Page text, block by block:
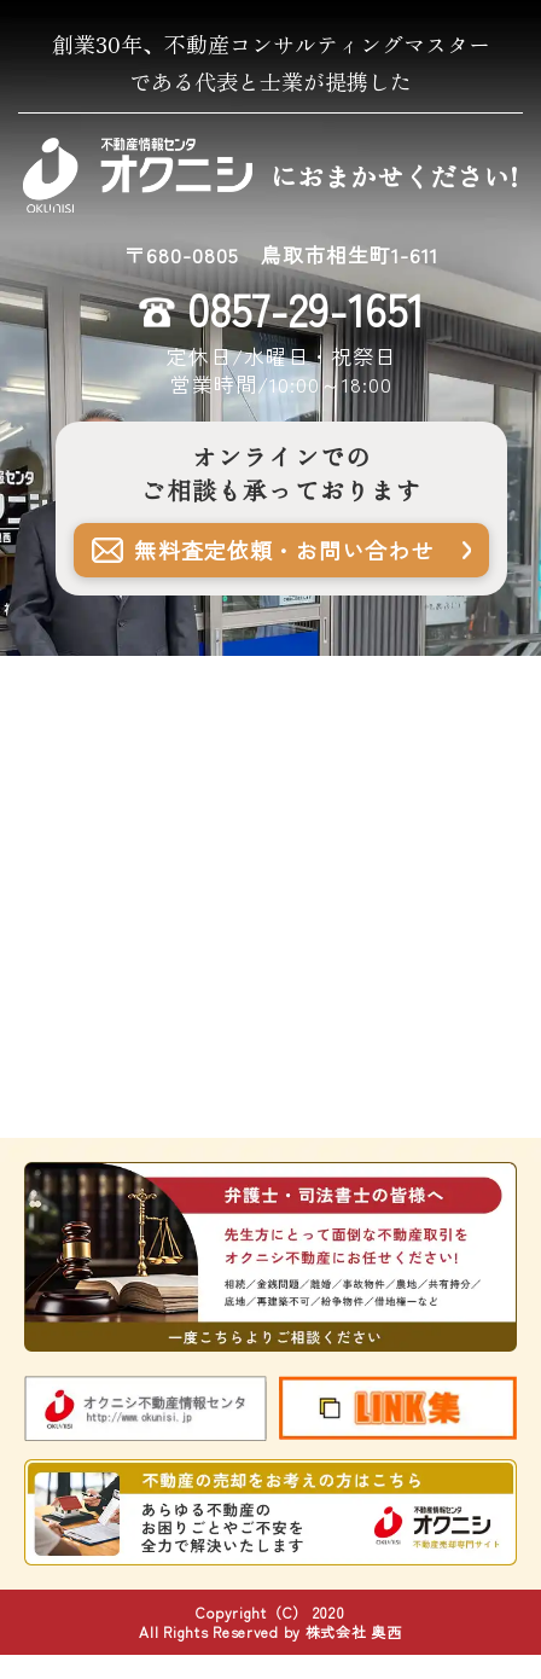
創業30年、不動産コンサルティングマスター
である代表と士業が提携した
におまかせください!
〒680-0805 鳥取市相生町1-611
0857-29-1651
定休日/水曜日・祝祭日
営業時間/10:00～18:00
オンラインでの
ご相談も承っております
無料査定依頼・ お問い合わせ
Copyright（C） 2020
All Rights Reserved by 株式会社 奥西